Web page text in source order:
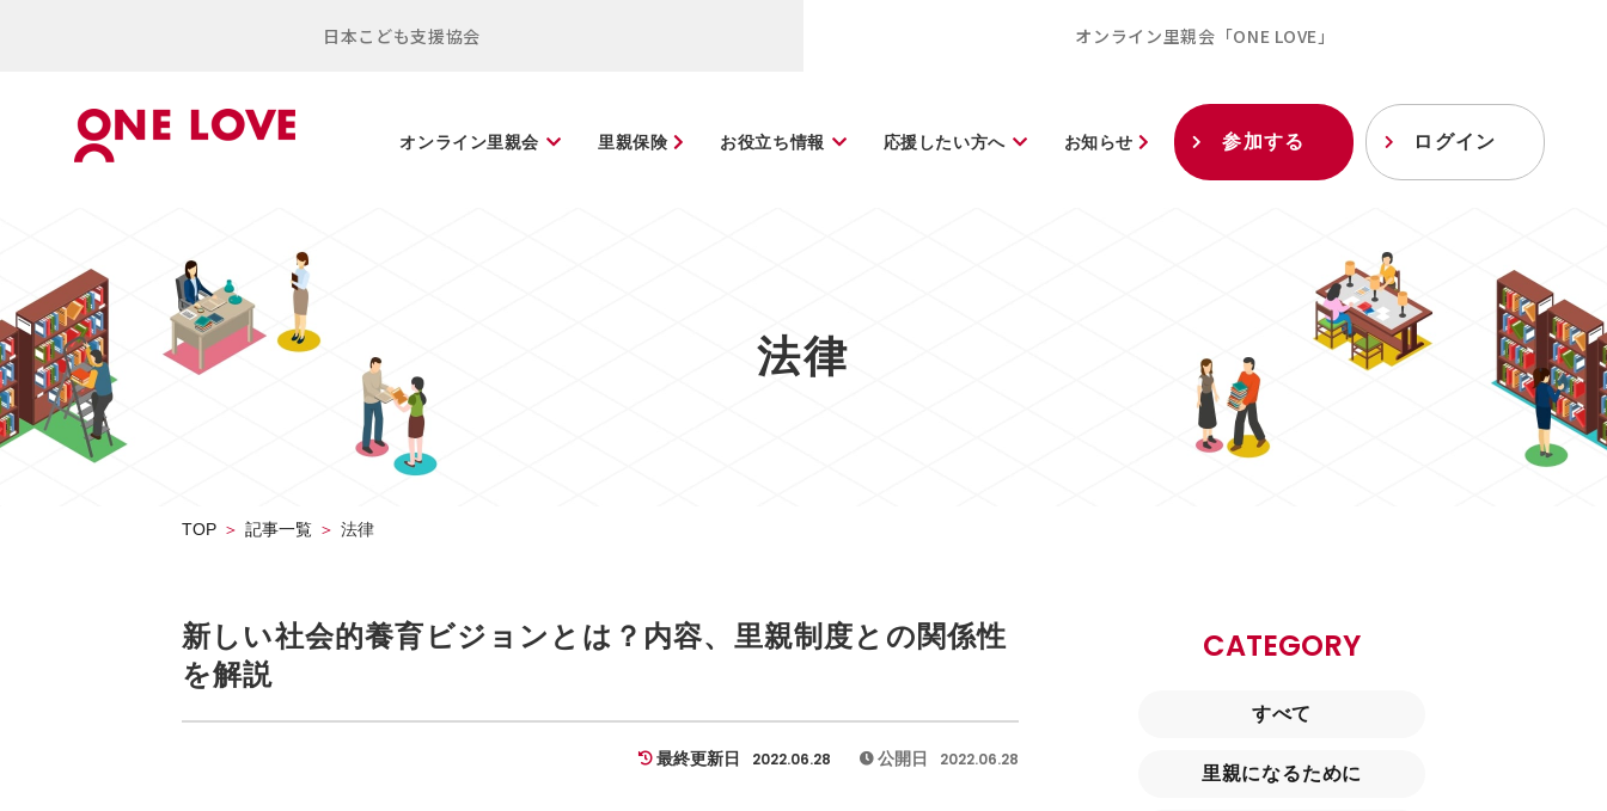
日本こども支援協会 オンライン里親会「ONE LOVE」
オンライン里親会 里親保険 お役立ち情報 応援したい方へ お知らせ 参加する ログイン
法律
TOP 記事一覧 法律
新しい社会的養育ビジョンとは？内容、里親制度との関係性
を解説
最終更新日 2022.06.28 公開日 2022.06.28
CATEGORY
すべて
里親になるために